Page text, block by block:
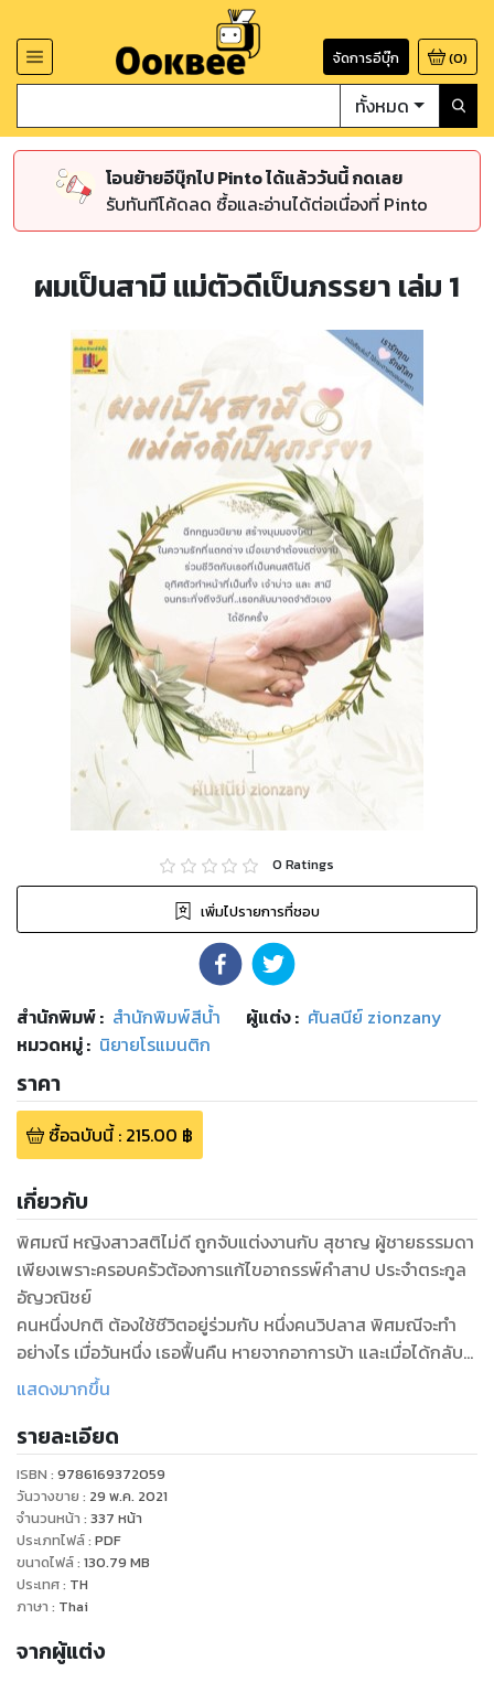
จัดการอีบุ๊ก (0)
ทั้งหมด
โอนย้ายอีบุ๊กไป Pinto ได้แล้ววันนี้ กดเลย
รับทันทีโค้ดลด ซื้อและอ่านได้ต่อเนื่องที่ Pinto
ผมเป็นสามี แม่ตัวดีเป็นภรรยา เล่ม 1
0 Ratings
เพิ่มไปรายการที่ชอบ
สำนักพิมพ์: สำนักพิมพ์สีน้ำ ผู้แต่ง : ศันสนีย์ zionzany
หมวดหมู่: นิยายโรแมนติก
ราคา
ซื้อฉบับนี้: 215.00 ฿
เกี่ยวกับ
พิศมณี หญิงสาวสติไม่ดี ถูกจับแต่งงานกับ สุชาญ ผู้ชายธรรมดา
เพียงเพราะครอบครัวต้องการแก้ไขอาถรรพ์คำสาป ประจำตระกูล
อัญวณิชย์
คนหนึ่งปกติ ต้องใช้ชีวิตอยู่ร่วมกับ หนึ่งคนวิปลาส พิศมณีจะทำ
อย่างไร เมื่อวันหนึ่ง เธอฟื้นคืน หายจากอาการบ้า และเมื่อได้กลับ
คืนมาเป็นตัวตนคนเดิมอีกครั้ง เธอกลับจดจำตัวเองในฐานะภรรยา
แสดงมากขึ้น
รายละเอียด
ISBN : 9786169372059
วันวางขาย : 29 พ.ค. 2021
จำนวนหน้า : 337 หน้า
ประเภทไฟล์: PDF
ขนาดไฟล์: 130.79 MB
ประเทศ: TH
ภาษา : Thai
จากผู้แต่ง